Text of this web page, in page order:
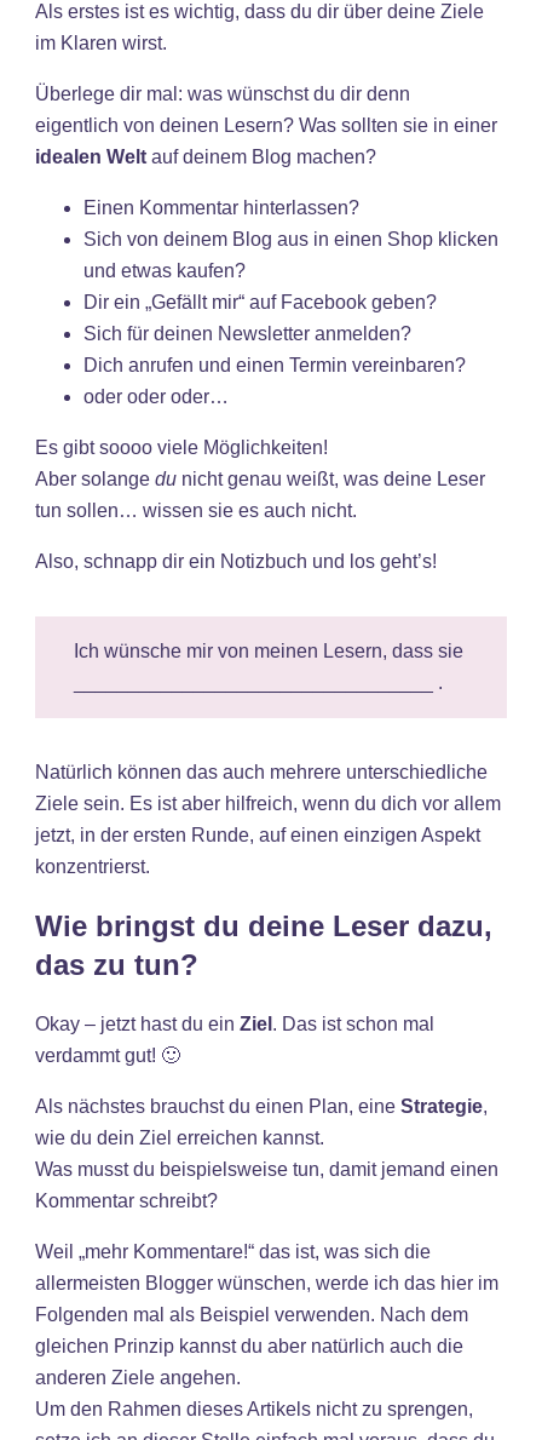
Als erstes ist es wichtig, dass du dir über deine Ziele
im Klaren wirst.
Überlege dir mal: was wünschst du dir denn
eigentlich von deinen Lesern? Was sollten sie in einer
idealen Welt auf deinem Blog machen?
Einen Kommentar hinterlassen?
Sich von deinem Blog aus in einen Shop klicken
und etwas kaufen?
Dir ein „Gefällt mir“ auf Facebook geben?
Sich für deinen Newsletter anmelden?
Dich anrufen und einen Termin vereinbaren?
oder oder oder…
Es gibt soooo viele Möglichkeiten!
Aber solange du nicht genau weißt, was deine Leser
tun sollen… wissen sie es auch nicht.
Also, schnapp dir ein Notizbuch und los geht’s!
Ich wünsche mir von meinen Lesern, dass sie
_________________________________ .
Natürlich können das auch mehrere unterschiedliche
Ziele sein. Es ist aber hilfreich, wenn du dich vor allem
jetzt, in der ersten Runde, auf einen einzigen Aspekt
konzentrierst.
Wie bringst du deine Leser dazu,
das zu tun?
Okay – jetzt hast du ein Ziel . Das ist schon mal
verdammt gut! 🙂
Als nächstes brauchst du einen Plan, eine Strategie,
wie du dein Ziel erreichen kannst.
Was musst du beispielsweise tun, damit jemand einen
Kommentar schreibt?
Weil „mehr Kommentare!“ das ist, was sich die
allermeisten Blogger wünschen, werde ich das hier im
Folgenden mal als Beispiel verwenden. Nach dem
gleichen Prinzip kannst du aber natürlich auch die
anderen Ziele angehen.
Um den Rahmen dieses Artikels nicht zu sprengen,